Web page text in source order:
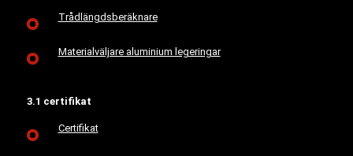
Trådlängdsberäknare
Materialväljare aluminium legeringar
3.1 certifikat
Certifikat